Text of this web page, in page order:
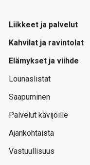
Liikkeet ja palvelut
Kahvilat ja ravintolat
Elämykset ja viihde
Lounaslistat
Saapuminen
Palvelut kävijöille
Ajankohtaista
Vastuullisuus